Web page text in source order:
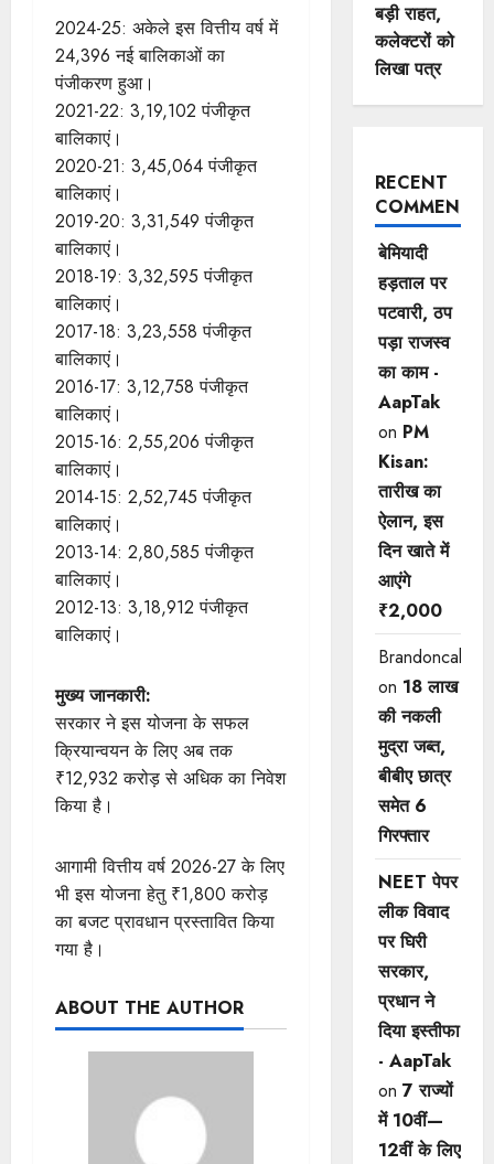
2024-25: अकेले इस वित्तीय वर्ष में
24,396 नई बालिकाओं का
पंजीकरण हुआ।
2021-22: 3,19,102 पंजीकृत
बालिकाएं।
2020-21: 3,45,064 पंजीकृत
बालिकाएं।
2019-20: 3,31,549 पंजीकृत
बालिकाएं।
2018-19: 3,32,595 पंजीकृत
बालिकाएं।
2017-18: 3,23,558 पंजीकृत
बालिकाएं।
2016-17: 3,12,758 पंजीकृत
बालिकाएं।
2015-16: 2,55,206 पंजीकृत
बालिकाएं।
2014-15: 2,52,745 पंजीकृत
बालिकाएं।
2013-14: 2,80,585 पंजीकृत
बालिकाएं।
2012-13: 3,18,912 पंजीकृत
बालिकाएं।
मुख्य जानकारी:
सरकार ने इस योजना के सफल
क्रियान्वयन के लिए अब तक
₹12,932 करोड़ से अधिक का निवेश
किया है।
आगामी वित्तीय वर्ष 2026-27 के लिए
भी इस योजना हेतु ₹1,800 करोड़
का बजट प्रावधान प्रस्तावित किया
गया है।
ABOUT THE AUTHOR
बड़ी राहत,
कलेक्टरों को
लिखा पत्र
RECENT
COMMENTS
बेमियादी
हड़ताल पर
पटवारी, ठप
पड़ा राजस्व
का काम -
AapTak
on PM
Kisan:
तारीख का
ऐलान, इस
दिन खाते में
आएंगे
₹2,000
Brandoncah
on 18 लाख
की नकली
मुद्रा जब्त,
बीबीए छात्र
समेत 6
गिरफ्तार
NEET पेपर
लीक विवाद
पर घिरी
सरकार,
प्रधान ने
दिया इस्तीफा
- AapTak
on 7 राज्यों
में 10वीं—
12वीं ​के लिए